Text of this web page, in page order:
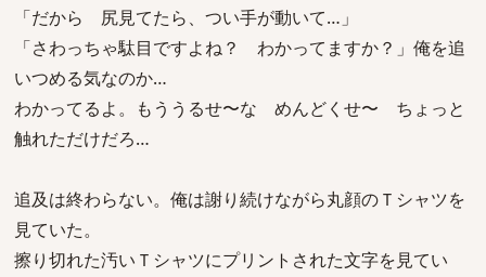
「だから 尻見てたら、つい手が動いて…」
「さわっちゃ駄目ですよね？ わかってますか？」俺を追
いつめる気なのか…
わかってるよ。もううるせ〜な めんどくせ〜 ちょっと
触れただけだろ…
追及は終わらない。俺は謝り続けながら丸顔のＴシャツを
見ていた。
擦り切れた汚いＴシャツにプリントされた文字を見てい